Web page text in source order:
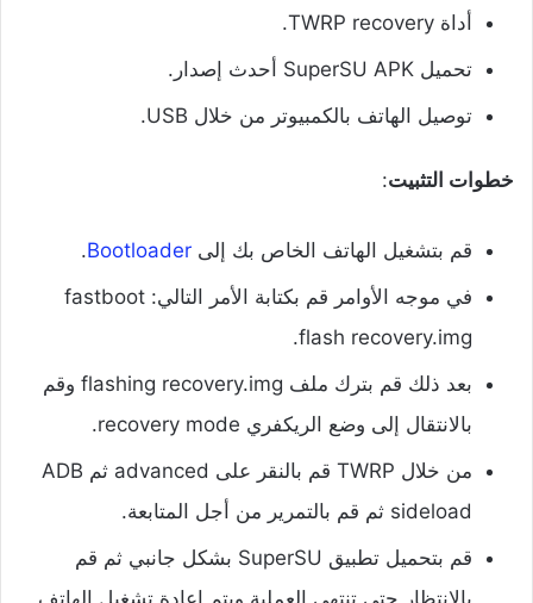
أداة TWRP recovery.
تحميل SuperSU APK أحدث إصدار.
توصيل الهاتف بالكمبيوتر من خلال USB.
خطوات التثبيت:
قم بتشغيل الهاتف الخاص بك إلى Bootloader
.
في موجه الأوامر قم بكتابة الأمر التالي: fastboot
flash recovery.img.
بعد ذلك قم بترك ملف flashing recovery.img وقم
بالانتقال إلى وضع الريكفري recovery mode.
من خلال TWRP قم بالنقر على advanced ثم ADB
sideload ثم قم بالتمرير من أجل المتابعة.
قم بتحميل تطبيق SuperSU بشكل جانبي ثم قم